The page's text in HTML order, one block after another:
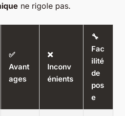
ne rigole pas.
✅
Avant
ages
❌
Inconv
énients
🔧
Fac
ilité
de
pos
e